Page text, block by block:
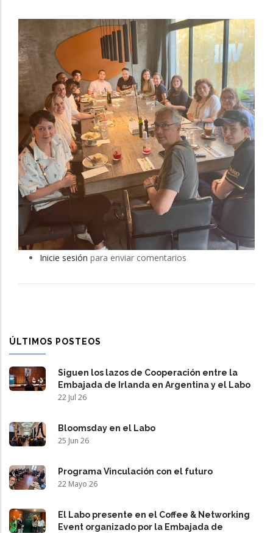
Inicie sesión para enviar comentarios
ÚLTIMOS POSTEOS
Siguen los lazos de Cooperación entre la
Embajada de Irlanda en Argentina y el Labo
22 Jul 26
Bloomsday en el Labo
25 Jun 26
Programa Vinculación con el futuro
22 Mayo 26
El Labo presente en el Coffee & Networking
Event organizado por la Embajada de